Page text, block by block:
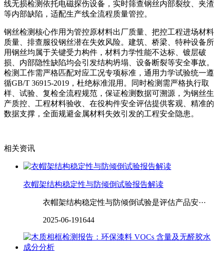
线无损检测依托电磁探伤设备，实时筛查钢丝内部裂纹、夹渣
等内部缺陷，适配生产线全流程质量管控。
钢丝检测核心作用为管控原材料出厂质量、把控工程进场材料
质量、排查服役钢丝潜在失效风险。建筑、桥梁、特种设备所
用钢丝均属于关键受力构件，材料力学性能不达标、镀层破
损、内部隐性缺陷均会引发结构坍塌、设备断裂等安全事故。
检测工作需严格匹配对应工况专项标准，通用力学试验统一遵
循GB/T 36915-2019，杜绝标准混用。同时检测需严格执行取
样、试验、复检全流程规范，保证检测数据可溯源，为钢丝生
产质控、工程材料验收、在役构件安全评估提供客观、精准的
数据支撑，全面规避金属材料失效引发的工程安全隐患。
相关资讯
衣帽架结构稳定性与防倾倒试验报告解读
衣帽架结构稳定性与防倾倒试验是评估产品安···
2025-06-191644